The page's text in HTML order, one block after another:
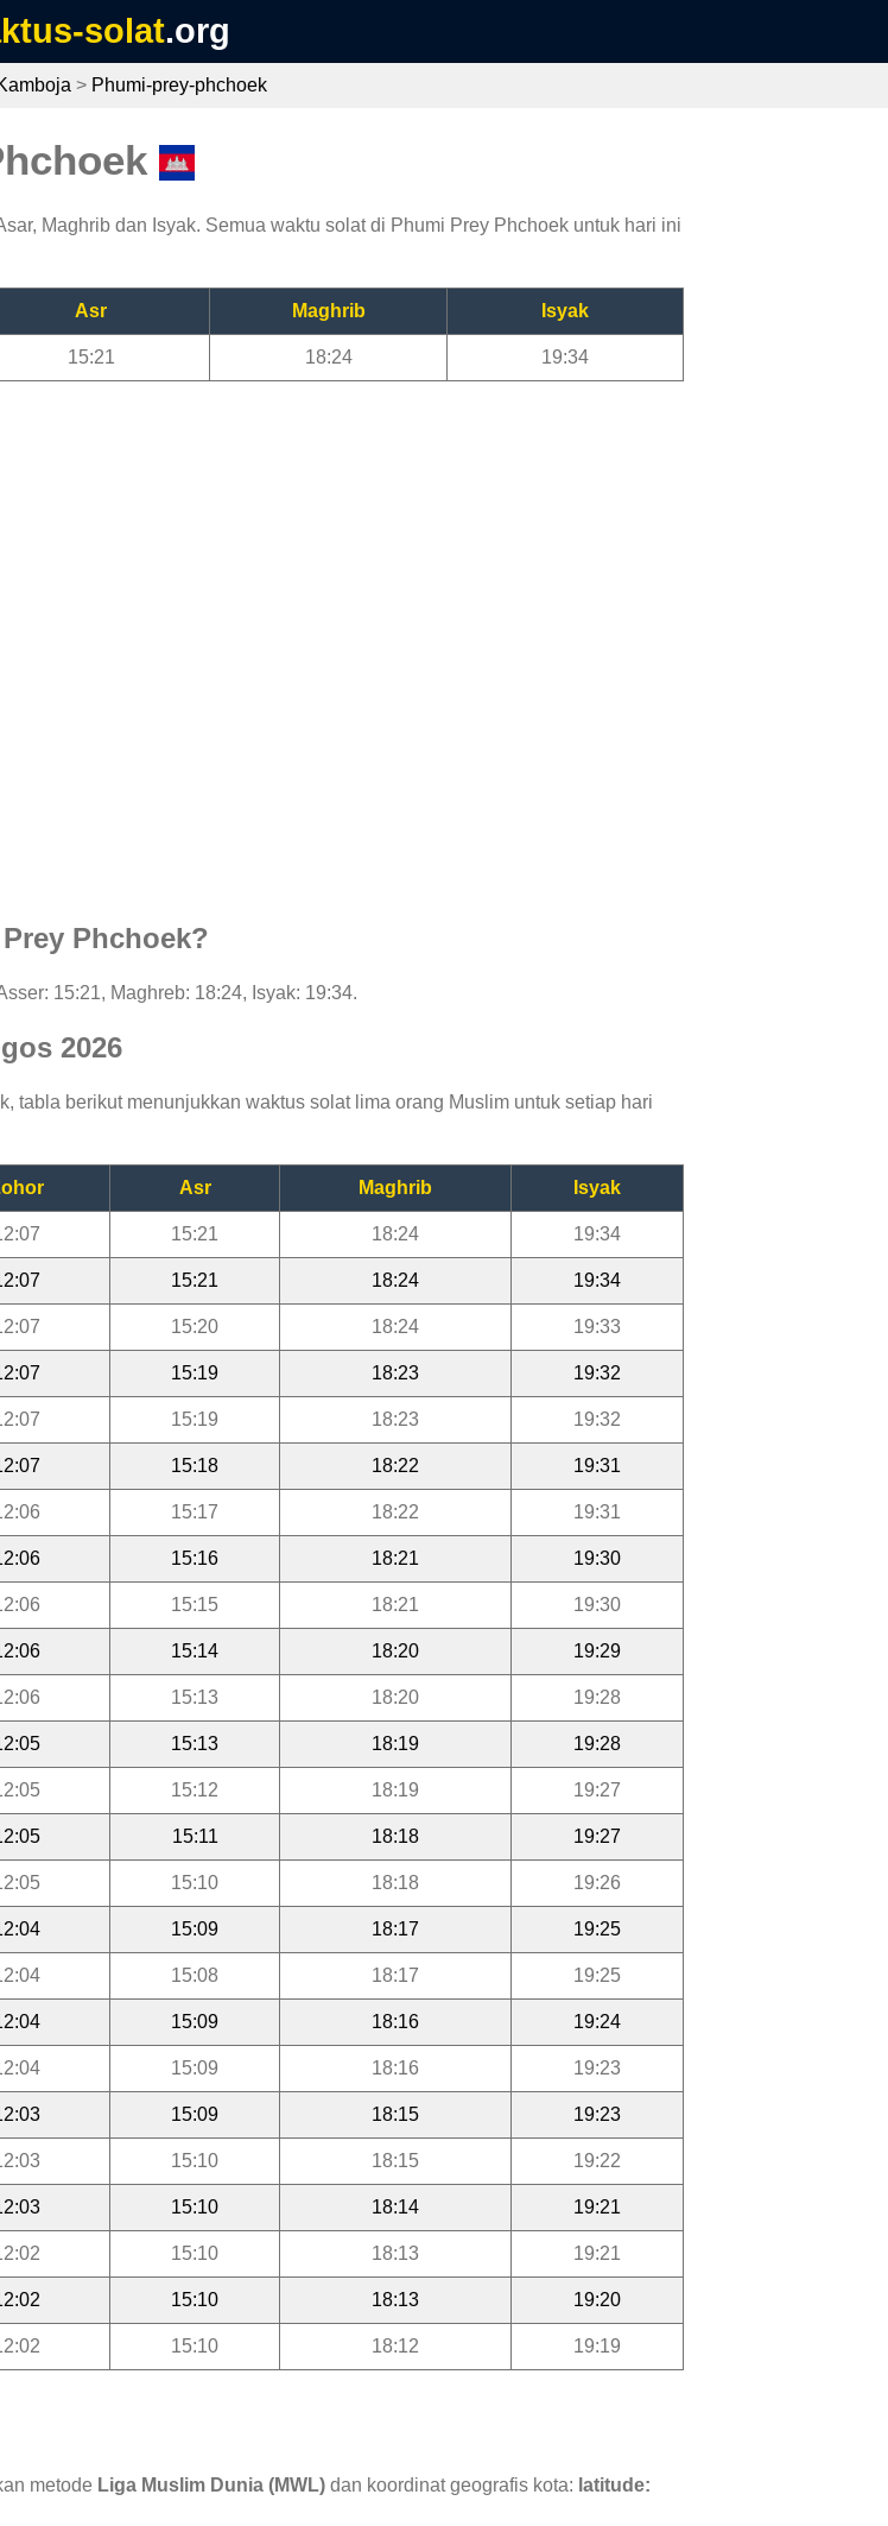
solat.org
> Phumi-prey-phchoek
Maghrib dan Isyak. Semua waktu solat di Phumi Prey Phchoek untuk hari ini
Asr Maghrib Isyak
15:21 18:24 19:34
Phchoek?
15:21, Maghreb: 18:24, Isyak: 19:34.
2026
tabla berikut menunjukkan waktus solat lima orang Muslim untuk setiap hari
Asr Maghrib Isyak
15:21 18:24 19:34
15:21 18:24 19:34
15:20 18:24 19:33
15:19 18:23 19:32
15:19 18:23 19:32
15:18 18:22 19:31
15:17 18:22 19:31
15:16 18:21 19:30
15:15 18:21 19:30
15:14 18:20 19:29
15:13 18:20 19:28
15:13 18:19 19:28
15:12 18:19 19:27
15:11 18:18 19:27
15:10 18:18 19:26
15:09 18:17 19:25
15:08 18:17 19:25
15:09 18:16 19:24
15:09 18:16 19:23
15:09 18:15 19:23
15:10 18:15 19:22
15:10 18:14 19:21
15:10 18:13 19:21
15:10 18:13 19:20
15:10 18:12 19:19
metode Liga Muslim Dunia (MWL) dan koordinat geografis kota: latitude: